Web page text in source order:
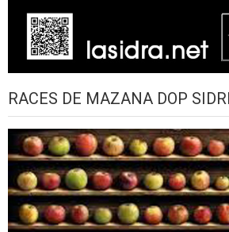
RACES DE MAZANA DOP